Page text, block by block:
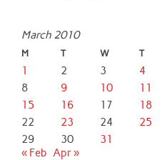
March 2010
M T W T
1 2 3 4
8
9 10 11
15
16 17 18
22
23 24 25
29
30
31
« Feb Apr »